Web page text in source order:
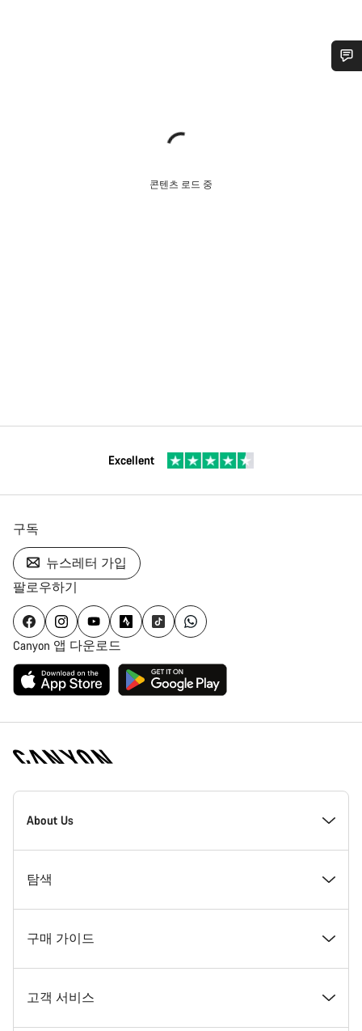
콘텐츠 로드 중
Excellent
구독
뉴스레터 가입
팔로우하기
Canyon 앱 다운로드
[footer.linksList.title]
About Us
수상경력
인재 채용
캐니언 뉴스룸
탐색
뉴스 및 스토리
팁 & 조언
구매 가이드
꿈꾸던 캐니언 자전거 찾기
고객 서비스